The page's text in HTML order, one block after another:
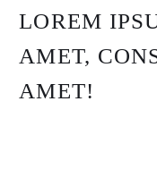
LOREM
AMET,
AMET!